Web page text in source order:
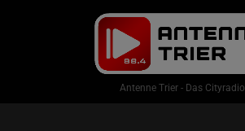
Antenne Trier - Das Cityradio